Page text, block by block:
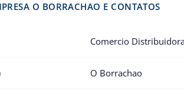
O BORRACHAO E CONTATOS
Comercio
O Borrachao